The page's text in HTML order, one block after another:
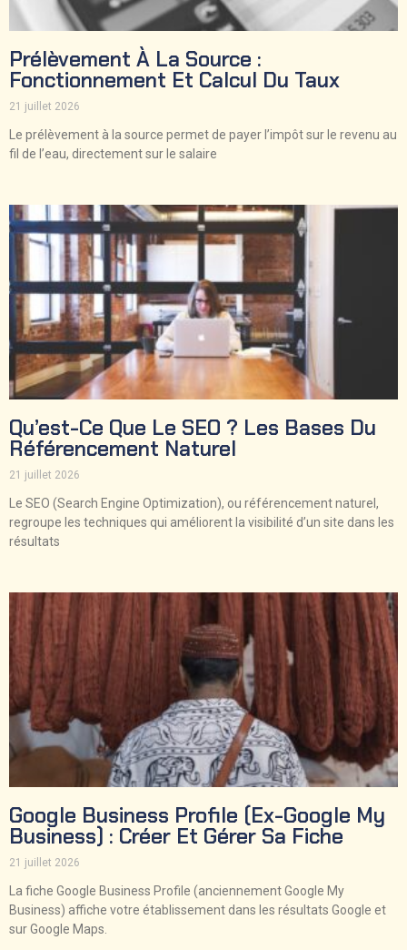
Prélèvement À La Source :
Fonctionnement Et Calcul Du Taux
21 juillet 2026
Le prélèvement à la source permet de payer l’impôt sur le revenu au
fil de l’eau, directement sur le salaire
Qu’est-Ce Que Le SEO ? Les Bases Du
Référencement Naturel
21 juillet 2026
Le SEO (Search Engine Optimization), ou référencement naturel,
regroupe les techniques qui améliorent la visibilité d’un site dans les
résultats
Google Business Profile (ex-Google My
Business) : Créer Et Gérer Sa Fiche
21 juillet 2026
La fiche Google Business Profile (anciennement Google My
Business) affiche votre établissement dans les résultats Google et
sur Google Maps.
×
Recevez nos derniers articles et actualites directement
dans votre boite mail.
Desabonnement a tout moment. Pas de spam.